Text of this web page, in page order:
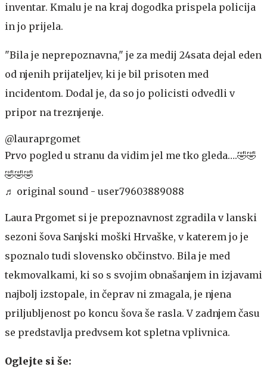
inventar. Kmalu je na kraj dogodka prispela policija
in jo prijela.
"Bila je neprepoznavna," je za medij 24sata dejal eden
od njenih prijateljev, ki je bil prisoten med
incidentom. Dodal je, da so jo policisti odvedli v
pripor na treznjenje.
@lauraprgomet
Prvo pogled u stranu da vidim jel me tko gleda….🤣🤣
🤣🤣🤣
♬ original sound - user79603889088
Laura Prgomet si je prepoznavnost zgradila v lanski
sezoni šova Sanjski moški Hrvaške, v katerem jo je
spoznalo tudi slovensko občinstvo. Bila je med
tekmovalkami, ki so s svojim obnašanjem in izjavami
najbolj izstopale, in čeprav ni zmagala, je njena
priljubljenost po koncu šova še rasla. V zadnjem času
se predstavlja predvsem kot spletna vplivnica.
Oglejte si še: